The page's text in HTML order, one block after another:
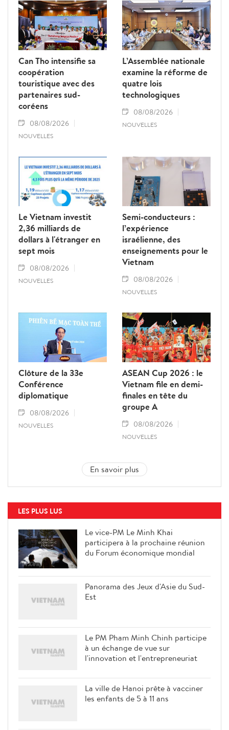
Can Tho intensifie sa
coopération
touristique avec des
partenaires sud-
coréens
08/08/2026
NOUVELLES
L’Assemblée nationale
examine la réforme de
quatre lois
technologiques
08/08/2026
NOUVELLES
Le Vietnam investit
2,36 milliards de
dollars à l'étranger en
sept mois
08/08/2026
NOUVELLES
Semi-conducteurs :
l’expérience
israélienne, des
enseignements pour le
Vietnam
08/08/2026
NOUVELLES
Clôture de la 33e
Conférence
diplomatique
08/08/2026
NOUVELLES
ASEAN Cup 2026 : le
Vietnam file en demi-
finales en tête du
groupe A
08/08/2026
NOUVELLES
En savoir plus
LES PLUS LUS
Le vice-PM Le Minh Khai
participera à la prochaine réunion
du Forum économique mondial
Panorama des Jeux d'Asie du Sud-
Est
Le PM Pham Minh Chinh participe
à un échange de vue sur
l'innovation et l'entrepreneuriat
La ville de Hanoi prête à vacciner
les enfants de 5 à 11 ans